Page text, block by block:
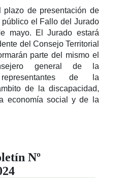
de presentación de
el Fallo del Jurado
mayo. El Jurado estará
del Consejo Territorial
parte del mismo el
general de la
de la
de la discapacidad,
economía social y de la
Nº